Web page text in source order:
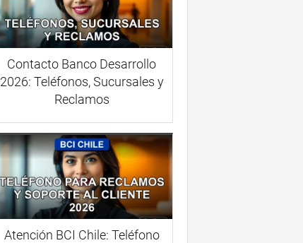
Contacto Banco Desarrollo
2026: Teléfonos, Sucursales y
Reclamos
Atención BCI Chile: Teléfono